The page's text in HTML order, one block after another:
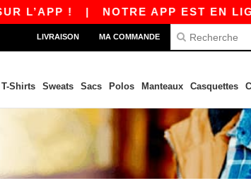
!| NOTRE APP EST EN LIGNE
LIVRAISON MA COMMANDE
T-Shirts Sweats Sacs Polos Manteaux Casquettes